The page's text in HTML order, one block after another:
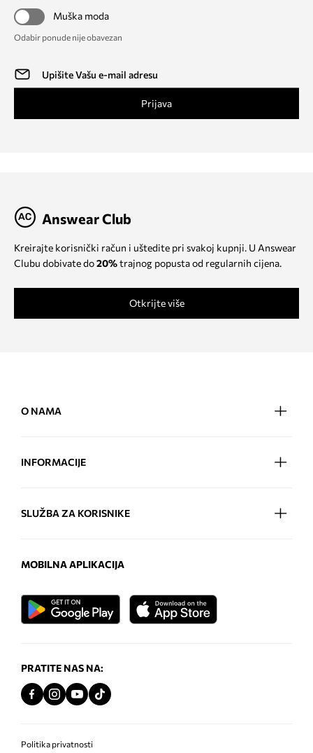
Muška moda
Odabir ponude nije obavezan
Prijava
Answear Club
Kreirajte korisnički račun i uštedite pri svakoj kupnji. U Answear
Clubu dobivate do20%trajnog popusta od regularnih cijena.
Otkrijte više
O NAMA
INFORMACIJE
SLUŽBA ZA KORISNIKE
MOBILNA APLIKACIJA
PRATITE NAS NA:
Politika privatnosti